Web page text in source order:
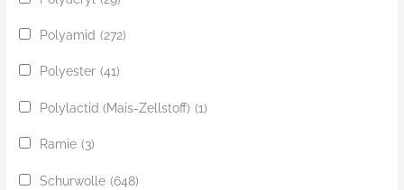
Polyamid (272)
Polyester (41)
Polylactid (Mais-Zellstoff) (1)
Ramie (3)
Schurwolle (648)